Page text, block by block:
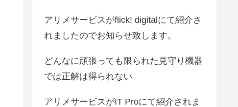
アリメサービスがflick! digitalにて紹介さ
れましたのでお知らせ致します。
どんなに頑張っても限られた見守り機器
では正解は得られない
アリメサービスがIT Proにて紹介されま